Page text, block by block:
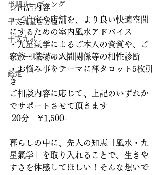
半期リーディング
干支九星吉方位
干支九星
イヤーリーディング
鑑定
☆出店内容
・ご自宅や店舗を、より良い快適空間
にするための室内風水アドバイス
・九星氣学によるご本人の資質や、ご
家族・職場の人間関係等の相性診断
・お悩み事をテーマに禅タロット5枚引
き
ご相談内容に応じて、上記のいずれか
でサポートさせて頂きます
20分　¥1,500-
暮らしの中に、先人の知恵「風水・九
星氣学」を取り入れることで、生きや
すさを体感してほしい！そんな想いで